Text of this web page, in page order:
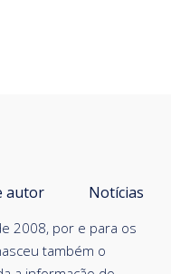
2008, por e para os
também o
autor Notícias